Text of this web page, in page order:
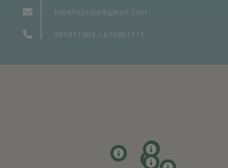
hotellapista@gmail.com
985911004 / 676961111